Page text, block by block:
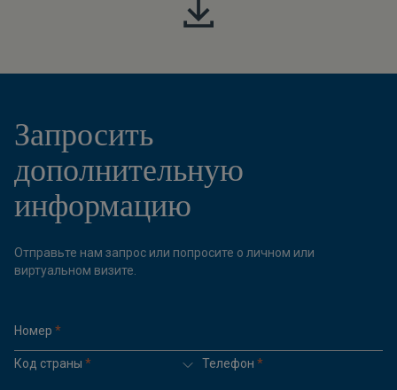
Запросить
дополнительную
информацию
Отправьте нам запрос или попросите о личном или
виртуальном визите.
Номер *
Код страны * Телефон *